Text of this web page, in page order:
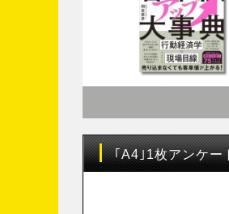
｢A4｣1枚アンケー